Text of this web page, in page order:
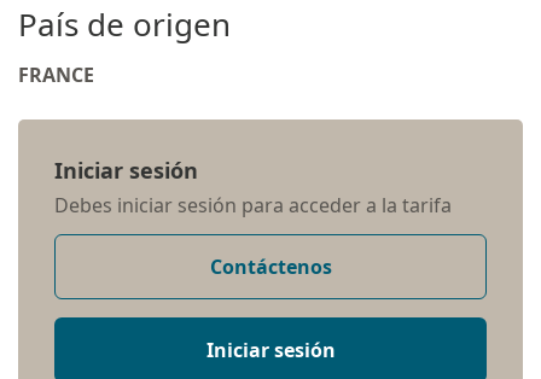
País de origen
FRANCE
Iniciar sesión
Debes iniciar sesión para acceder a la tarifa
Contáctenos
Iniciar sesión